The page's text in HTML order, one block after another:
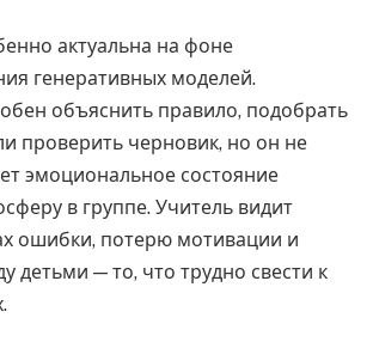
актуальна на фоне
генеративных моделей.
объяснить правило, подобрать
проверить черновик, но он не
эмоциональное состояние
в группе. Учитель видит
ошибки, потерю мотивации и
детьми — то, что трудно свести к